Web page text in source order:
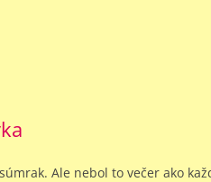
Ale nebol to večer ako